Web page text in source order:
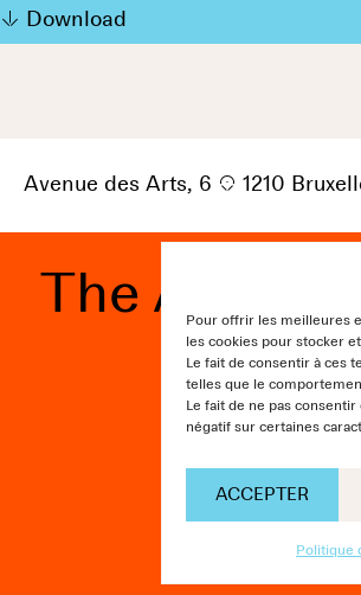
Pour offrir les meilleures
les cookies pour stocker
Le fait de consentir à ces
telles que le
Le fait de ne pas
négatif sur certaines
ACCEPTER
Politique
Download
Avenue des Arts, 6 p 1210
The Art of